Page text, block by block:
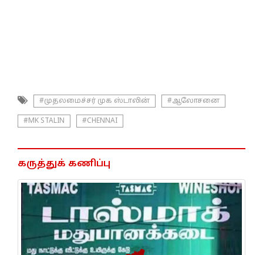
#முதலமைச்சர் முக ஸ்டாலின் #ஆலோசனை
#MK STALIN #CHENNAI
கருத்துக் கணிப்பு